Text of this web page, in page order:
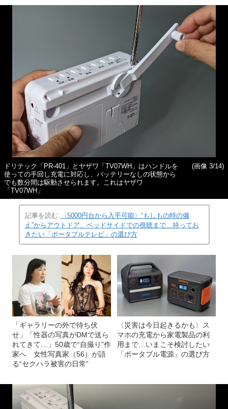
ドリテック「PR-401」とヤザワ「TV07WH」はハンドルを
使っての手回し充電に対応し、バッテリーなしの状態から
でも数分間は駆動させられます。これはヤザワ
「TV07WH」
(画像 3/14)
記事を読む
〈5000円台から入手可能〉“もしもの時の備
え”からアウトドア、ベッドサイドでの視聴まで…持ってお
きたい「ポータブルテレビ」の選び方
「ギャラリーの外で待ち伏
せ」「性器の写真がDMで送ら
れてきて…」50歳で“自撮り”作
家へ 女性写真家（56）が語
る“セクハラ被害の日常”
〈災害は今日起きるかも〉ス
マホの充電から家電製品の利
用まで…いまこそ検討したい
「ポータブル電源」の選び方